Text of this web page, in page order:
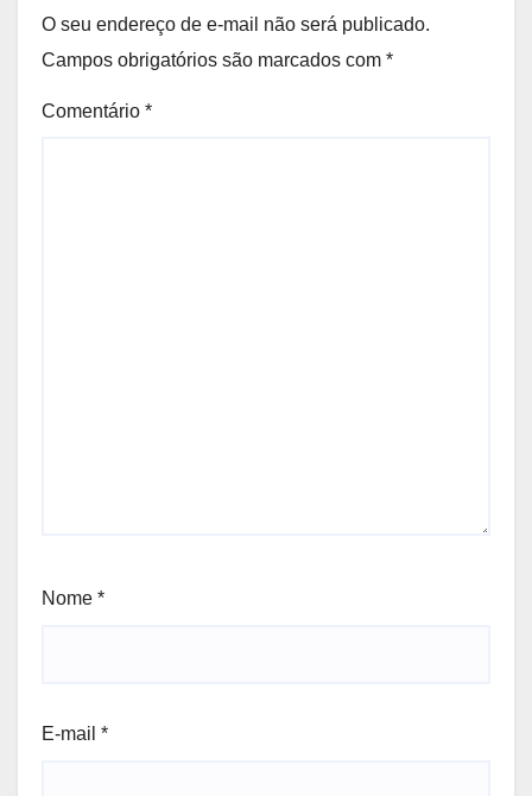
O seu endereço de e-mail não será publicado.
Campos obrigatórios são marcados com *
Comentário *
Nome *
E-mail *